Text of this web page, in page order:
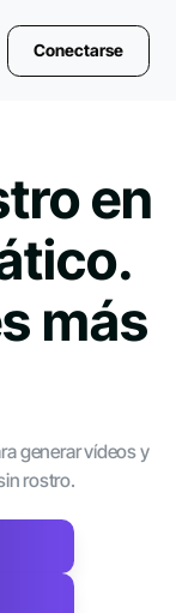
Conectarse
en
más
generar vídeos y
rostro.